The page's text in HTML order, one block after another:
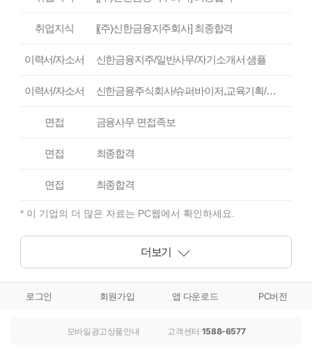
취업지식 [(주)신한금융지주회사] 최종합격
이력서/자소서 신한금융지주/일반사무/자기소개서 샘플
이력서/자소서 신한금융주식회사/슈퍼바이저,교육기획/자기소개서 샘플
면접 금융사무 면접족보
면접 최종합격
면접 최종합격
* 이 기업의 더 많은 자료는 PC웹에서 확인하세요.
더보기
로그인 회원가입 앱 다운로드 PC버전
모바일광고상품안내 고객센터 1588-6577